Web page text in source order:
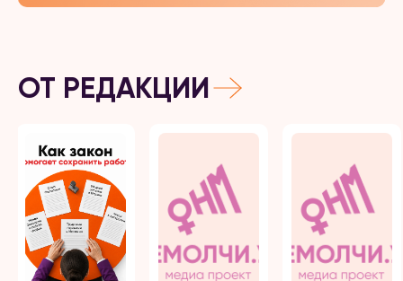
ОТ РЕДАКЦИИ